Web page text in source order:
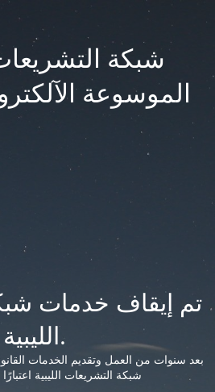
شبكة
الموسوعة
تم إيقاف خدمات
الليبية.
بعد سنوات من العمل وتقديم الخدمات
شبكة التشريعات الليبية اعتبارًا من